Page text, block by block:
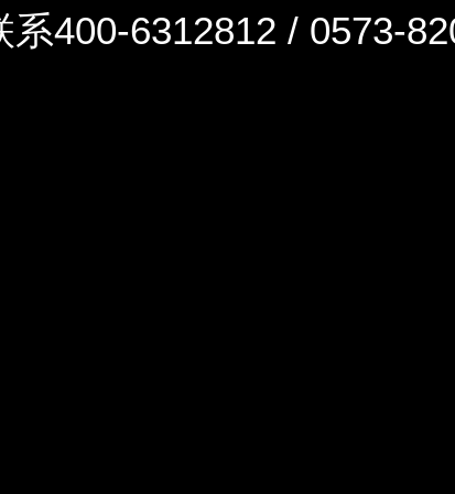
400-6312812 / 0573-